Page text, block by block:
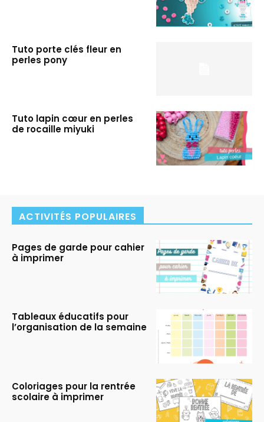
Tuto porte clés fleur en
perles pony
Tuto lapin cœur en perles
de rocaille miyuki
ACTIVITÉS POPULAIRES
Pages de garde pour cahier
à imprimer
Tableaux éducatifs pour
l’organisation de la semaine
Coloriages pour la rentrée
scolaire à imprimer